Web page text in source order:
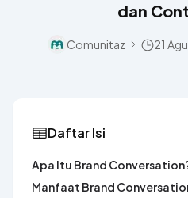
dan
Comunitaz Separator
21
Daftar Isi
Apa Itu Brand
Manfaat Brand